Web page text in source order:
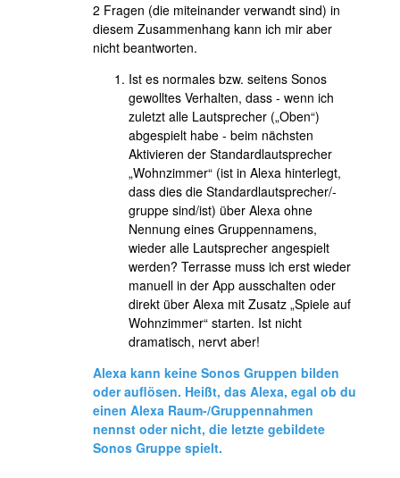
2 Fragen (die miteinander verwandt sind) in
diesem Zusammenhang kann ich mir aber
nicht beantworten.
Ist es normales bzw. seitens Sonos
gewolltes Verhalten, dass - wenn ich
zuletzt alle Lautsprecher („Oben“)
abgespielt habe - beim nächsten
Aktivieren der Standardlautsprecher
„Wohnzimmer“ (ist in Alexa hinterlegt,
dass dies die Standardlautsprecher/-
gruppe sind/ist) über Alexa ohne
Nennung eines Gruppennamens,
wieder alle Lautsprecher angespielt
werden? Terrasse muss ich erst wieder
manuell in der App ausschalten oder
direkt über Alexa mit Zusatz „Spiele auf
Wohnzimmer“ starten. Ist nicht
dramatisch, nervt aber!
Alexa kann keine Sonos Gruppen bilden
oder auflösen. Heißt, das Alexa, egal ob du
einen Alexa Raum-/Gruppennahmen
nennst oder nicht, die letzte gebildete
Sonos Gruppe spielt.